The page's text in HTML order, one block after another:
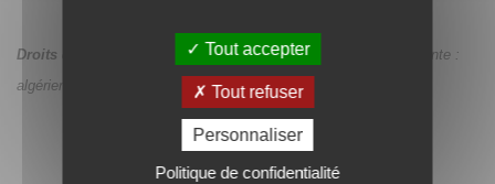
Droits de traduction disponibles, exceptépour la langue suivante :
algérien.
Tout accepter
Tout refuser
Personnaliser
Politique de confidentialité